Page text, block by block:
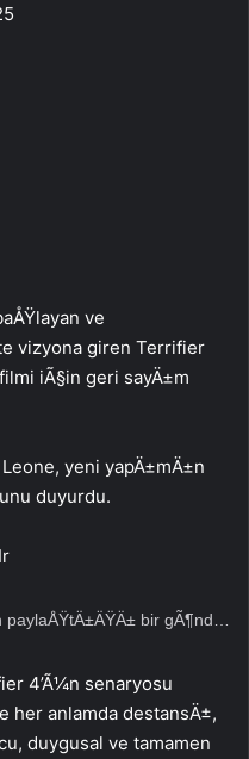
ve
vizyona giren Terrifier
iÃ§in geri sayÄ±m
yeni yapÄ±mÄ±n
duyurdu.
4’Ã¼n senaryosu
her anlamda destansÄ±,
duygusal ve tamamen